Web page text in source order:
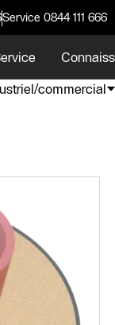
Service 0844 111 666
commercial